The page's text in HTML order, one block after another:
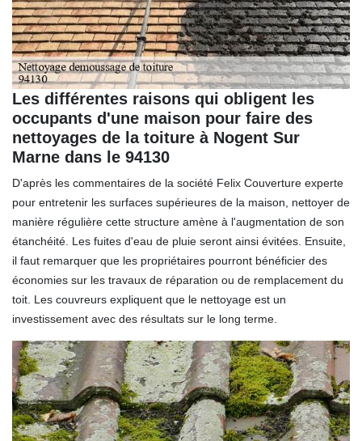
Les différentes raisons qui obligent les
occupants d'une maison pour faire des
nettoyages de la toiture à Nogent Sur
Marne dans le 94130
D'après les commentaires de la société Felix Couverture experte
pour entretenir les surfaces supérieures de la maison, nettoyer de
manière régulière cette structure amène à l'augmentation de son
étanchéité. Les fuites d'eau de pluie seront ainsi évitées. Ensuite,
il faut remarquer que les propriétaires pourront bénéficier des
économies sur les travaux de réparation ou de remplacement du
toit. Les couvreurs expliquent que le nettoyage est un
investissement avec des résultats sur le long terme.